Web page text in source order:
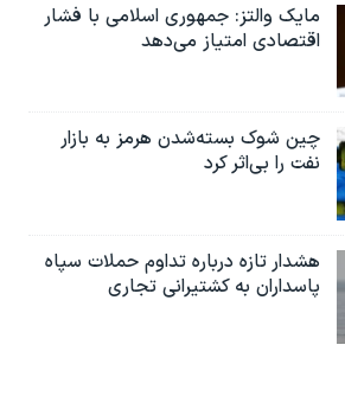
مایک والتز: جمهوری اسلامی با فشار
اقتصادی امتیاز می‌دهد
چین شوک بسته‌شدن هرمز به بازار
نفت را بی‌اثر کرد
هشدار تازه درباره تداوم حملات سپاه
پاسداران به کشتیرانی تجاری